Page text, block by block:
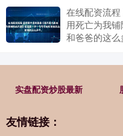
在线配资流
用死亡为我
和爸爸的这么
实盘配资炒股最新
友情链接：